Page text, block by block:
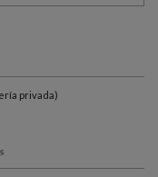
privada)